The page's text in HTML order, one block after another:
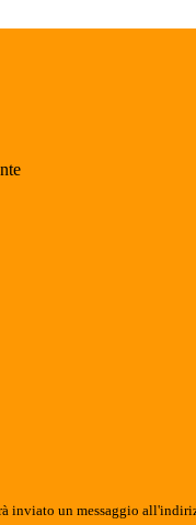
inviato un messaggio